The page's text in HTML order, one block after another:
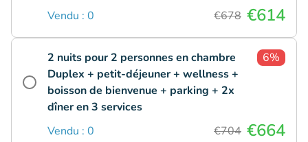
Vendu : 0 €678 €614
2 nuits pour 2 personnes en chambre
Duplex + petit-déjeuner + wellness +
boisson de bienvenue + parking + 2x
dîner en 3 services
6%
Vendu : 0 €704 €664